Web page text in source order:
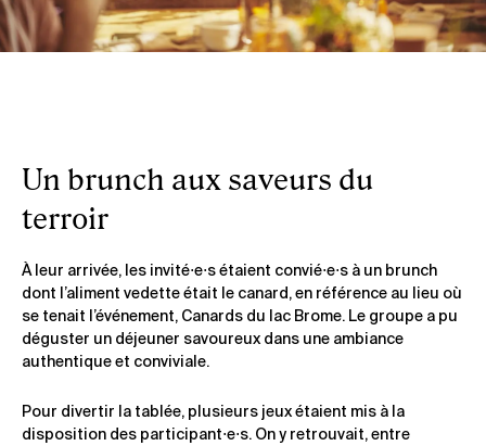
Un brunch aux saveurs du
terroir
À leur arrivée, les invité⋅e⋅s étaient convié⋅e⋅s à un brunch
dont l’aliment vedette était le canard, en référence au lieu où
se tenait l’événement, Canards du lac Brome. Le groupe a pu
déguster un déjeuner savoureux dans une ambiance
authentique et conviviale.
Pour divertir la tablée, plusieurs jeux étaient mis à la
disposition des participant⋅e⋅s. On y retrouvait, entre